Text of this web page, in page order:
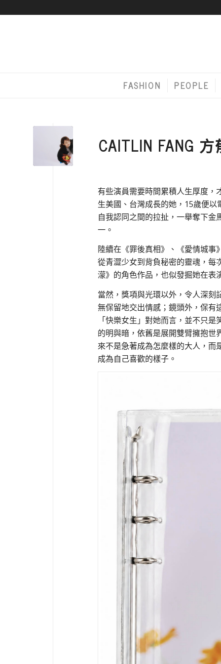
FASHION PEOPLE
CAITLIN FANG
有些演員需要時間累積人生厚度
生美國、台灣成長的她，15歲便
自我認同之間的拉扯，一舉奪下
一。
陸續在《罪後真相》、《愛情城
從青澀少女到背負秘密的靈魂，每
濛》的角色作品，也似發掘她在表
當然，獎項與光環以外，令人深
無保留地交出情感；鏡頭外，保有
「快樂女生」對她而言，並不只
的明與暗，依舊是展開雙臂擁抱
來不是急著成為怎麼樣的大人，
成為自己喜歡的樣子。